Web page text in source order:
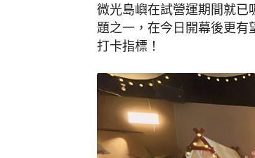
微光島嶼在試營運期間就
題之一，在今日開幕後更有
打卡指標！